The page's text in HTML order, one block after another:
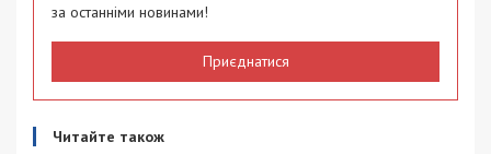
за останніми новинами!
Приєднатися
Читайте також